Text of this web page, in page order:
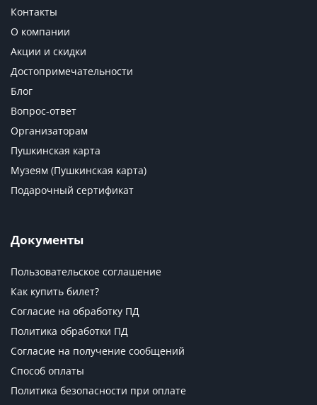
Контакты
О компании
Акции и скидки
Достопримечательности
Блог
Вопрос-ответ
Организаторам
Пушкинская карта
Музеям (Пушкинская карта)
Подарочный сертификат
Документы
Пользовательское соглашение
Как купить билет?
Согласие на обработку ПД
Политика обработки ПД
Согласие на получение сообщений
Способ оплаты
Политика безопасности при оплате